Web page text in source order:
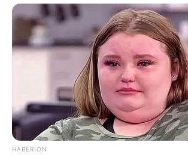
HABERION